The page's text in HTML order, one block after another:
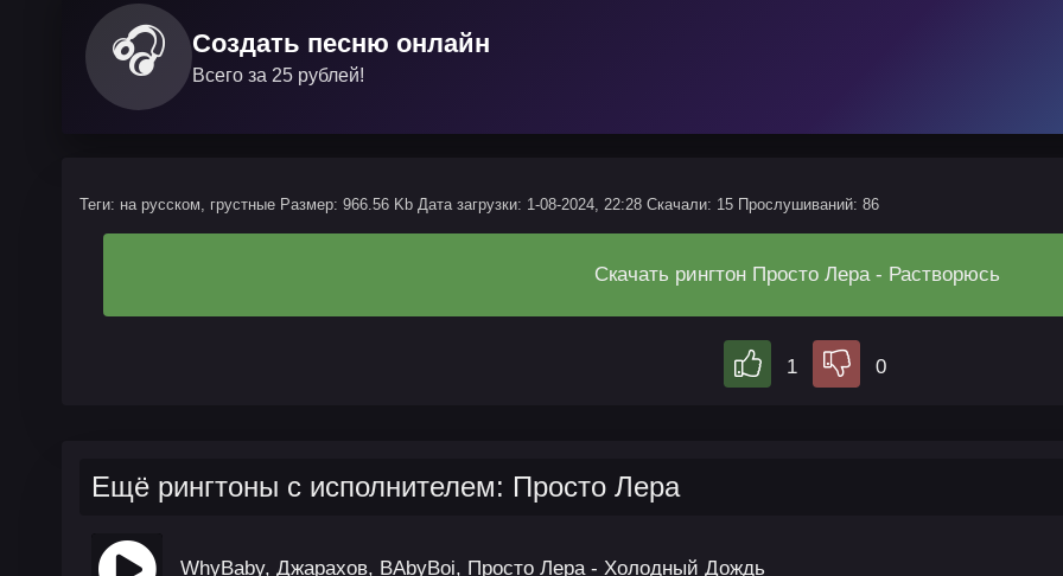
🎧 Создать песню онлайн
Всего за 25 рублей!
Теги: на русском, грустные Размер: 966.56 Kb Дата загрузки: 1-08-2024, 22:28 Скачали: 15 Прослушиваний: 86
Скачать рингтон Просто Лера - Растворюсь
1 0
Ещё рингтоны с исполнителем: Просто Лера
WhyBaby, Джарахов, BAbyBoi, Просто Лера - Холодный Дождь